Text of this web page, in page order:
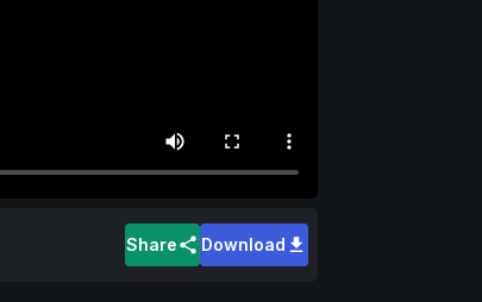
Share Download